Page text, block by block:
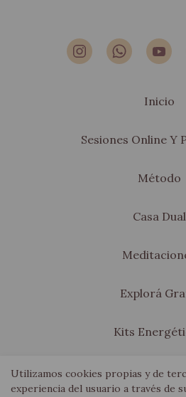
Inicio
Sesiones Online Y
Método
Casa Dual
Explorá
Kits
Blog
Utilizamos cookies propias y de
experiencia del usuario a través de